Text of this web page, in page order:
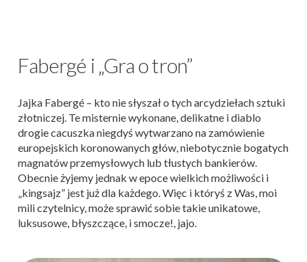
Fabergé i „Gra o tron”
Jajka Fabergé – kto nie słyszał o tych arcydziełach sztuki
złotniczej. Te misternie wykonane, delikatne i diablo
drogie cacuszka niegdyś wytwarzano na zamówienie
europejskich koronowanych głów, niebotycznie bogatych
magnatów przemysłowych lub tłustych bankierów.
Obecnie żyjemy jednak w epoce wielkich możliwości i
„kingsajz” jest już dla każdego. Więc i któryś z Was, moi
mili czytelnicy, może sprawić sobie takie unikatowe,
luksusowe, błyszczące, i smocze!, jajo.